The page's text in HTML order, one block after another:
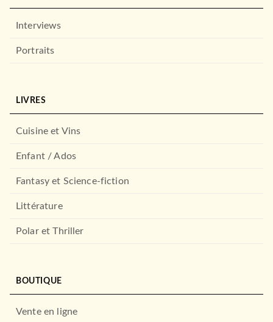
FAYARD
Assurbanipal
Interviews
Portraits
LIVRES
Cuisine et Vins
Enfant / Ados
Fantasy et Science-fiction
Littérature
Polar et Thriller
BOUTIQUE
Vente en ligne